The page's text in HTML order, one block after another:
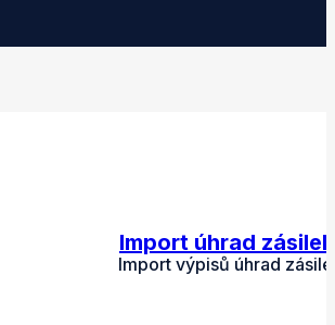
Import úhrad
Import výpisů úhrad